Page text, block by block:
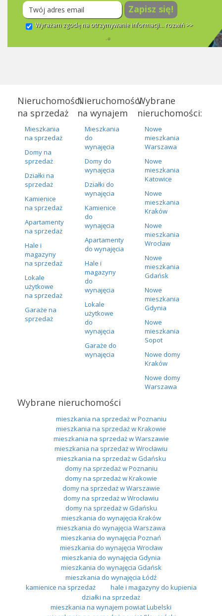
Zapisz się!
Wyrażam zgodę na otrzymywanie informacji... rozwiń >>
Nieruchomości
na sprzedaż
Mieszkania
na sprzedaż
Domy na
sprzedaż
Działki na
sprzedaż
Kamienice
na sprzedaż
Apartamenty
na sprzedaż
Hale i
magazyny
na sprzedaż
Lokale
użytkowe
na sprzedaż
Garaże na
sprzedaż
Nieruchomości
na wynajem
Mieszkania
do
wynajęcia
Domy do
wynajęcia
Działki do
wynajęcia
Kamienice
do
wynajęcia
Apartamenty
do wynajęcia
Hale i
magazyny
do
wynajęcia
Lokale
użytkowe
do
wynajęcia
Garaże do
wynajęcia
Wybrane
nieruchomości:
Nowe
mieszkania
Warszawa
Nowe
mieszkania
Katowice
Nowe
mieszkania
Kraków
Nowe
mieszkania
Wrocław
Nowe
mieszkania
Gdańsk
Nowe
mieszkania
Gdynia
Nowe
mieszkania
Sopot
Nowe domy
Kraków
Nowe domy
Warszawa
Wybrane nieruchomości
mieszkania na sprzedaż w Poznaniu
mieszkania na sprzedaż w Krakowie
mieszkania na sprzedaż w Warszawie
mieszkania na sprzedaż w Wrocławiu
mieszkania na sprzedaż w Gdańsku
domy na sprzedaż w Poznaniu
domy na sprzedaż w Krakowie
domy na sprzedaż w Warszawie
domy na sprzedaż w Wrocławiu
domy na sprzedaż w Gdańsku
mieszkania do wynajęcia Kraków
mieszkania do wynajęcia Warszawa
mieszkania do wynajęcia Poznań
mieszkania do wynajęcia Wrocław
mieszkania do wynajęcia Gdynia
mieszkania do wynajęcia Gdańsk
mieszkania do wynajęcia Łódź
kamienice na sprzedaż
hale i magazyny do kupienia
działki na sprzedaż
mieszkania na wynajem powiat Lubelski